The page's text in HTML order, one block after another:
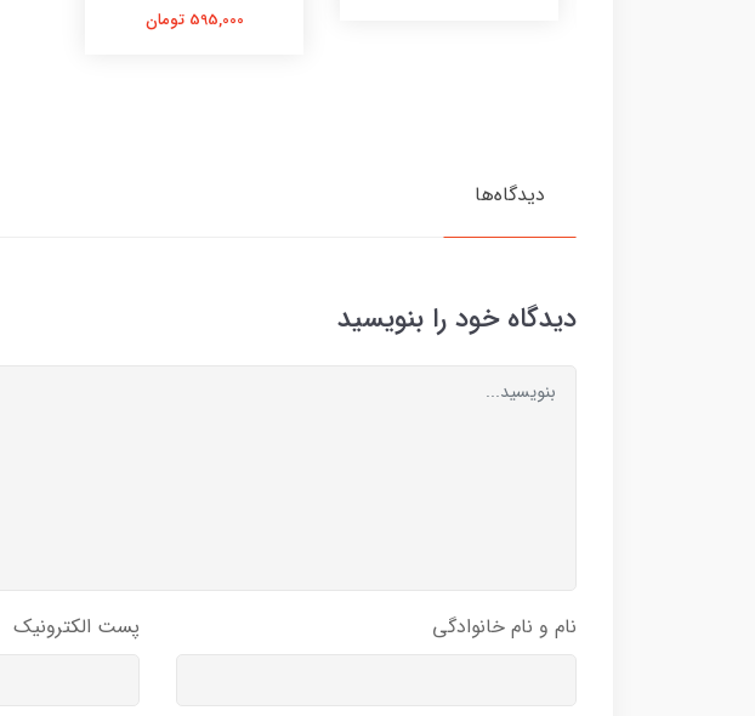
595,000 تومان
دیدگاه‌ها
دیدگاه خود را بنویسید
نام و نام خانوادگی پست الکترونیک